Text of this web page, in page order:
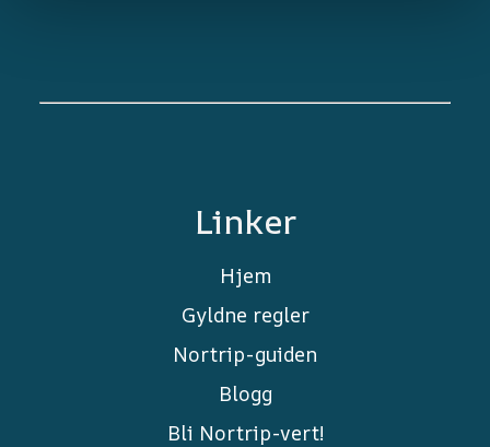
Linker
Hjem
Gyldne regler
Nortrip-guiden
Blogg
Bli Nortrip-vert!